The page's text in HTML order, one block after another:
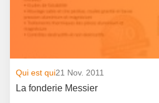
Qui est qui21 Nov. 2011
La fonderie Messier